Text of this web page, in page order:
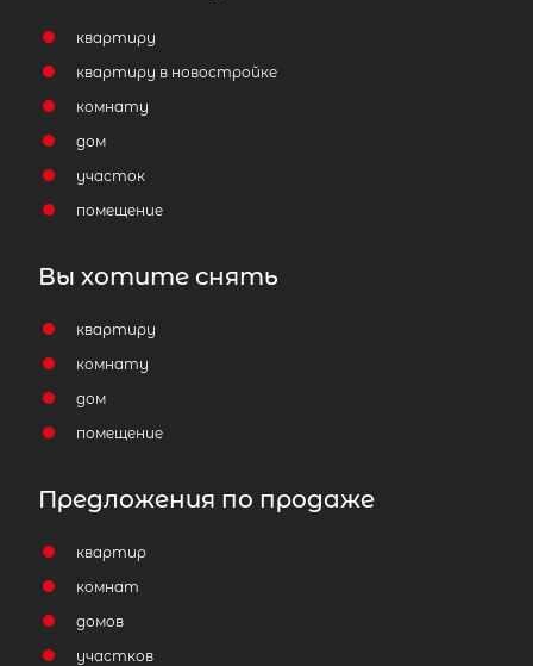
2-комнатная квартира
м2, Ленинградская область,
Приозерский район,
сельское поселение, посёлок
Сапёрное, Школьная улица, 14
Приозерский район
Площадь кухни
Жилая площадь
10,005 км
квартиру
квартиру в новостройке
комнату
дом
участок
помещение
Вы хотите снять
квартиру
комнату
дом
помещение
Предложения по продаже
квартир
комнат
домов
участков